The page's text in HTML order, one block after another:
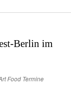
Berlin im
Food Termine